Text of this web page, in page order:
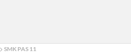
SMK PAS 11